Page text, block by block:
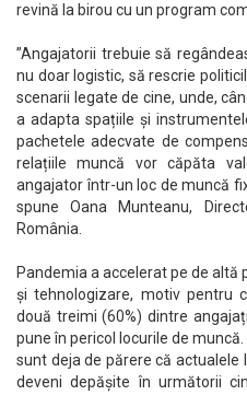
revină la birou cu un program
”Angajatorii trebuie să
nu doar logistic, să rescrie
scenarii legate de cine, unde,
a adapta spațiile și
pachetele adecvate de
relațiile muncă vor căpăta
angajator într-un loc de muncă
spune Oana Munteanu,
România.
Pandemia a accelerat pe de
și tehnologizare, motiv pentru
două treimi (60%) dintre
pune în pericol locurile de
sunt deja de părere că actualele
deveni depășite în următorii